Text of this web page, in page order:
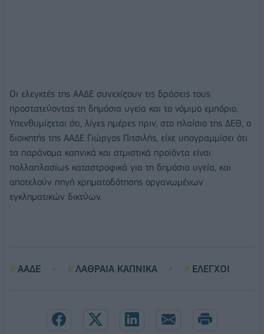
Οι ελεγκτές της ΑΑΔΕ συνεχίζουν τις δράσεις τους
προστατεύοντας τη δημόσια υγεία και το νόμιμο εμπόριο.
Υπενθυμίζεται ότι, λίγες ημέρες πριν, στο πλαίσιο της ΔΕΘ, ο
διοικητής της ΑΑΔΕ Γιώργος Πιτσιλής, είχε υπογραμμίσει ότι
τα παράνομα καπνικά και ατμιστικά προϊόντα είναι
πολλαπλασίως καταστροφικά για τη δημόσια υγεία, και
αποτελούν πηγή χρηματοδότησης οργανωμένων
εγκληματικών δικτύων.
ΑΑΔΕ ΛΑΘΡΑΙΑ ΚΑΠΝΙΚΑ ΕΛΕΓΧΟΙ